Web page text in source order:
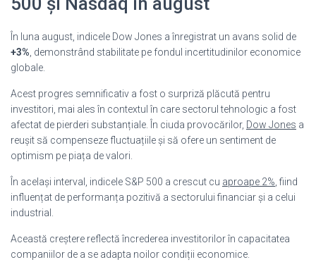
În luna august, indicele Dow Jones a înregistrat un avans solid de
+3% , demonstrând stabilitate pe fondul incertitudinilor economice
globale.
Acest progres semnificativ a fost o surpriză plăcută pentru
investitori, mai ales în contextul în care sectorul tehnologic a fost
afectat de pierderi substanțiale. În ciuda provocărilor, Dow Jones a
reușit să compenseze fluctuațiile și să ofere un sentiment de
optimism pe piața de valori.
În același interval, indicele S&P 500 a crescut cu aproape 2% , fiind
influențat de performanța pozitivă a sectorului financiar și a celui
industrial.
Această creștere reflectă încrederea investitorilor în capacitatea
companiilor de a se adapta noilor condiții economice.